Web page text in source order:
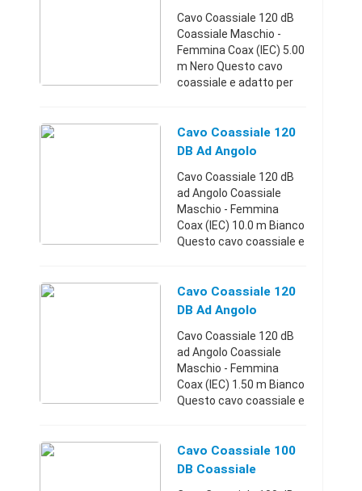
Maschio - Femmina
Coax (IEC) 5.00 M Ne
Cavo Coassiale 120 dB
Coassiale Maschio -
Femmina Coax (IEC) 5.00
m Nero Questo cavo
coassiale e adatto per
presa coassiale a muro.
Funziona meglio ...
Cavo Coassiale 120
DB Ad Angolo
Coassiale Maschio -
Femmina Coax (IEC)
Cavo Coassiale 120 dB
ad Angolo Coassiale
Maschio - Femmina
Coax (IEC) 10.0 m Bianco
Questo cavo coassiale e
simili ad una presa
coassiale a muro. Funz ...
Cavo Coassiale 120
DB Ad Angolo
Coassiale Maschio -
Femmina Coax (IEC) -
Viareggio (Lucca)
Cavo Coassiale 120 dB
ad Angolo Coassiale
Maschio - Femmina
Coax (IEC) 1.50 m Bianco
Questo cavo coassiale e
simili ad una presa
coassiale a muro. Funz ...
Cavo Coassiale 100
DB Coassiale
Maschio - Femmina